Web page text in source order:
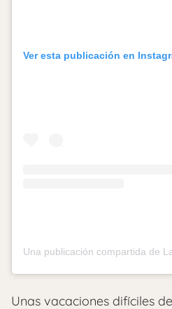
Ver esta publicación en
Unas vacaciones difíciles